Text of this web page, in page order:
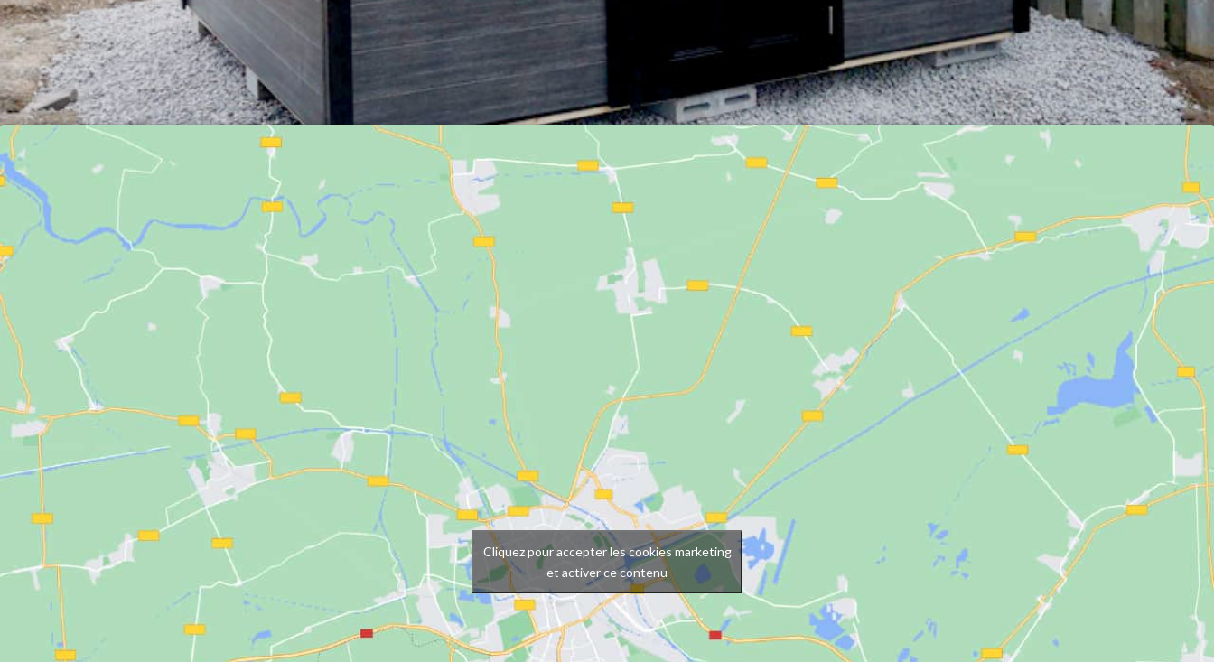
Bookmark the
Cliquez pour accepter les cookies marketing
et activer ce contenu